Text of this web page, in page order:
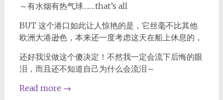
～有水烟有热气球…….that’s all
BUT 这个港口如此让人惊艳的是，它丝毫不比其他
欧洲大港逊色，本来还一度考虑这天在船上休息的，
还好我没做这个傻决定！不然我一定会流下后悔的眼
泪，而且还不知道自己为什么会流泪～
Read more →